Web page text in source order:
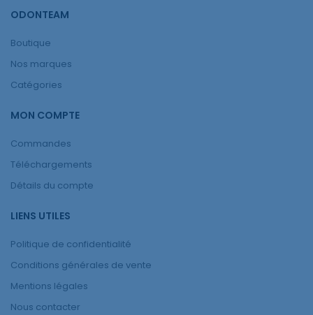
ODONTEAM
Boutique
Nos marques
Catégories
MON COMPTE
Commandes
Téléchargements
Détails du compte
LIENS UTILES
Politique de confidentialité
Conditions générales de vente
Mentions légales
Nous contacter